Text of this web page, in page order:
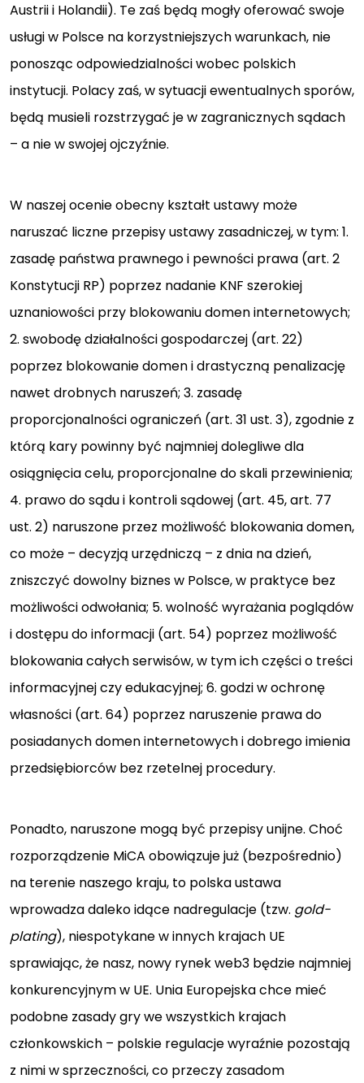
Austrii i Holandii). Te zaś będą mogły oferować swoje
usługi w Polsce na korzystniejszych warunkach, nie
ponosząc odpowiedzialności wobec polskich
instytucji. Polacy zaś, w sytuacji ewentualnych sporów,
będą musieli rozstrzygać je w zagranicznych sądach
– a nie w swojej ojczyźnie.
W naszej ocenie obecny kształt ustawy może
naruszać liczne przepisy ustawy zasadniczej, w tym: 1.
zasadę państwa prawnego i pewności prawa (art. 2
Konstytucji RP) poprzez nadanie KNF szerokiej
uznaniowości przy blokowaniu domen internetowych;
2. swobodę działalności gospodarczej (art. 22)
poprzez blokowanie domen i drastyczną penalizację
nawet drobnych naruszeń; 3. zasadę
proporcjonalności ograniczeń (art. 31 ust. 3), zgodnie z
którą kary powinny być najmniej dolegliwe dla
osiągnięcia celu, proporcjonalne do skali przewinienia;
4. prawo do sądu i kontroli sądowej (art. 45, art. 77
ust. 2) naruszone przez możliwość blokowania domen,
co może – decyzją urzędniczą – z dnia na dzień,
zniszczyć dowolny biznes w Polsce, w praktyce bez
możliwości odwołania; 5. wolność wyrażania poglądów
i dostępu do informacji (art. 54) poprzez możliwość
blokowania całych serwisów, w tym ich części o treści
informacyjnej czy edukacyjnej; 6. godzi w ochronę
własności (art. 64) poprzez naruszenie prawa do
posiadanych domen internetowych i dobrego imienia
przedsiębiorców bez rzetelnej procedury.
Ponadto, naruszone mogą być przepisy unijne. Choć
rozporządzenie MiCA obowiązuje już (bezpośrednio)
na terenie naszego kraju, to polska ustawa
wprowadza daleko idące nadregulacje (tzw. gold-
plating), niespotykane w innych krajach UE
sprawiając, że nasz, nowy rynek web3 będzie najmniej
konkurencyjnym w UE. Unia Europejska chce mieć
podobne zasady gry we wszystkich krajach
członkowskich – polskie regulacje wyraźnie pozostają
z nimi w sprzeczności, co przeczy zasadom